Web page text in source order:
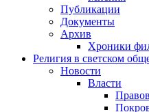
Публикации
Документы
Архив
Хроники
Религия в светском
Новости
Власти